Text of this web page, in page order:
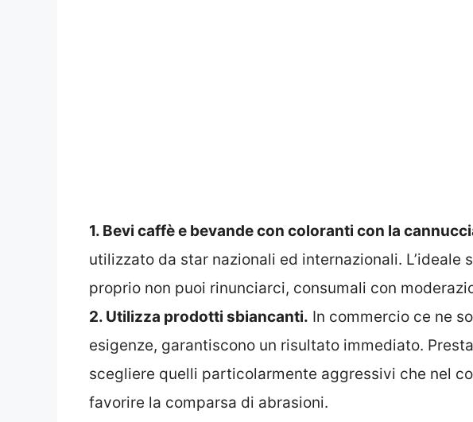
1. Bevi caffè e bevande con coloranti con la
utilizzato da star nazionali ed internazionali. L’ideale
proprio non puoi rinunciarci, consumali con
2. Utilizza prodotti sbiancanti. In commercio ce ne
esigenze, garantiscono un risultato immediato.
scegliere quelli particolarmente aggressivi che nel
favorire la comparsa di abrasioni.